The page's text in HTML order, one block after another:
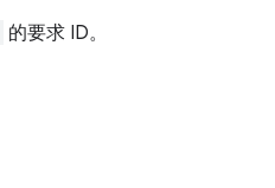
的要求 ID。